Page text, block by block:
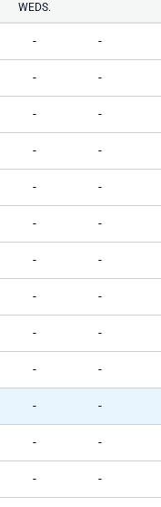
WEDS.
- -
- -
- -
- -
- -
- -
- -
- -
- -
- -
- -
- -
- -